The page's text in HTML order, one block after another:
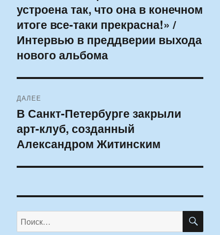
записям
запись:
устроена так, что она в конечном
итоге все-таки прекрасна!» /
Интервью в преддверии выхода
нового альбома
ДАЛЕЕ
Следующая
запись:
В Санкт-Петербурге закрыли
арт-клуб, созданный
Александром Житинским
Искать: